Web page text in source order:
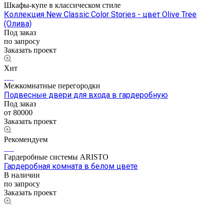
Шкафы-купе в классическом стиле
Коллекция New Classic Color Stories - цвет Olive Tree
(Олива)
Под заказ
по запросу
Заказать проект
Хит
Межкомнатные перегородки
Подвесные двери для входа в гардеробную
Под заказ
от 80000
Заказать проект
Рекомендуем
Гардеробные системы ARISTO
Гардеробная комната в белом цвете
В наличии
по запросу
Заказать проект